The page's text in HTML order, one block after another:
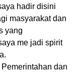
hadir disini
masyarakat dan
yang
me jadi spirit
dan